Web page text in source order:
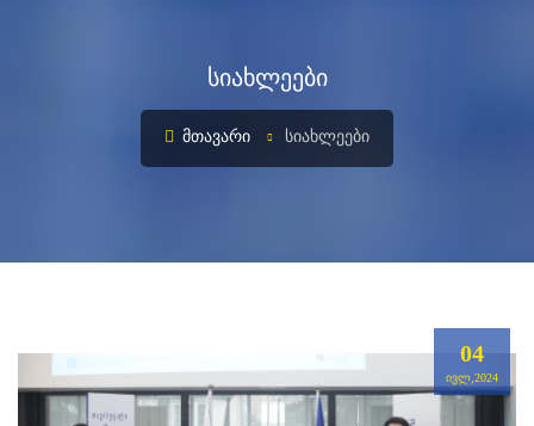
სიახლეები
ᲛᲗᲐᲕᲐᲠᲘ ᲡᲘᲐᲮᲚᲔᲔᲑᲘ
04
ᲘᲕᲚ,2024